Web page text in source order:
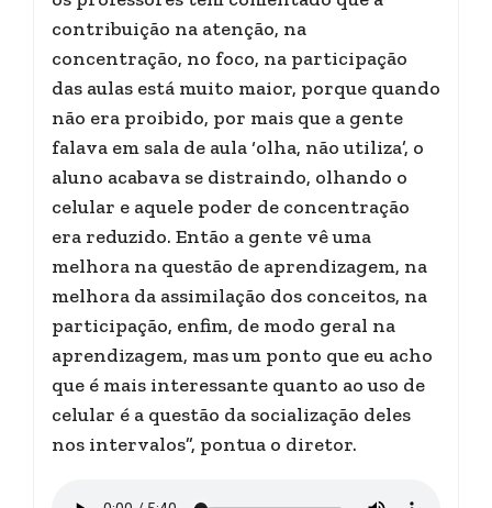
contribuição na atenção, na
concentração, no foco, na participação
das aulas está muito maior, porque quando
não era proibido, por mais que a gente
falava em sala de aula ‘olha, não utiliza’, o
aluno acabava se distraindo, olhando o
celular e aquele poder de concentração
era reduzido. Então a gente vê uma
melhora na questão de aprendizagem, na
melhora da assimilação dos conceitos, na
participação, enfim, de modo geral na
aprendizagem, mas um ponto que eu acho
que é mais interessante quanto ao uso de
celular é a questão da socialização deles
nos intervalos”, pontua o diretor.